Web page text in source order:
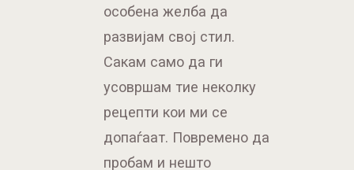
рецепти кои ми се
допаѓаат. Повремено да
пробам и нешто
различно.
производство на